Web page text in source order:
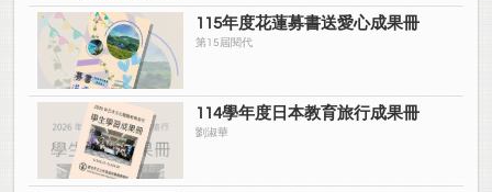
115年度花蓮募書送愛心成果冊
第15屆閱代
114學年度日本教育旅行成果冊
劉淑華